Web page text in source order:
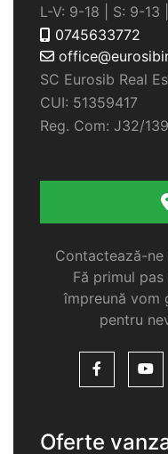
L-V: 9-18 | S: 9-13
0745633772
SC Eurosib Real
CUI: 51359417
Reg. Com: J32/
Contactează-ne
Fă primul
împreună vom
pentru
Oferte